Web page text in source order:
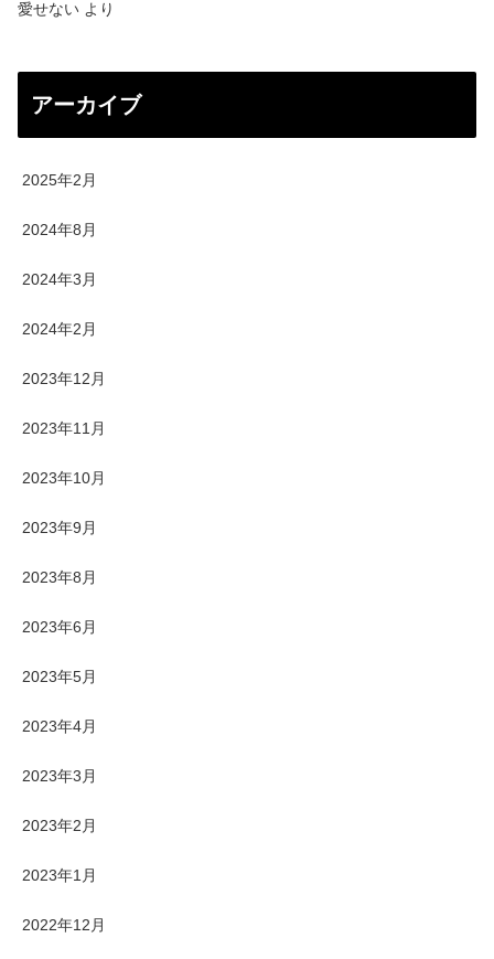
愛せない より
アーカイブ
2025年2月
2024年8月
2024年3月
2024年2月
2023年12月
2023年11月
2023年10月
2023年9月
2023年8月
2023年6月
2023年5月
2023年4月
2023年3月
2023年2月
2023年1月
2022年12月